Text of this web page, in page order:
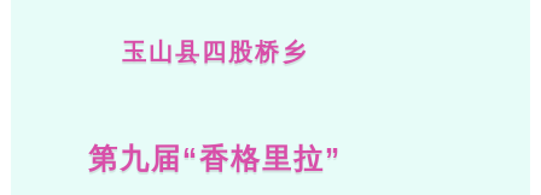
玉山县四股桥乡
第九届“香格里拉”